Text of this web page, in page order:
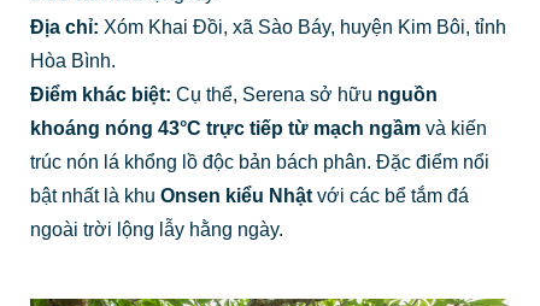
Địa chỉ: Xóm Khai Đồi, xã Sào Báy, huyện Kim Bôi, tỉnh
Hòa Bình.
Điểm khác biệt: Cụ thể, Serena sở hữu nguồn
khoáng nóng 43°C trực tiếp từ mạch ngầmvà kiến
trúc nón lá khổng lồ độc bản bách phân. Đặc điểm nổi
bật nhất là khu Onsen kiểu Nhậtvới các bể tắm đá
ngoài trời lộng lẫy hằng ngày.